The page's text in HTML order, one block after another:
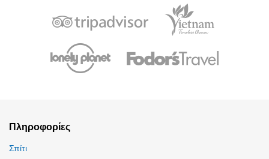
Πληροφορίες
Σπίτι